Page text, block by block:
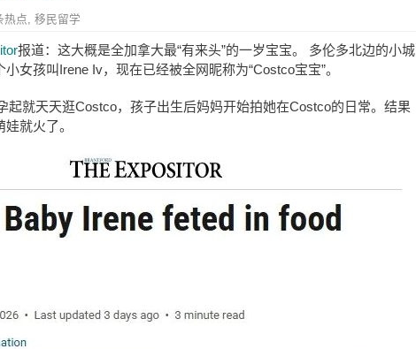
热点, 移民留学
报道：这大概是全加拿大最“有来头”的一岁宝宝。 多伦多北边的小城
女孩叫Irene Iv，现在已经被全网昵称为“Costco宝宝”。
起就天天逛Costco，孩子出生后妈妈开始拍她在Costco的日常。结果
就火了。